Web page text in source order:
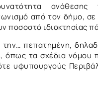
ανάθεσης
από τον δήμο,
ποσοστό ιδιοκτησίας
την… πεπατημένη,
τα σχέδια νόμου
υφυπουργούς